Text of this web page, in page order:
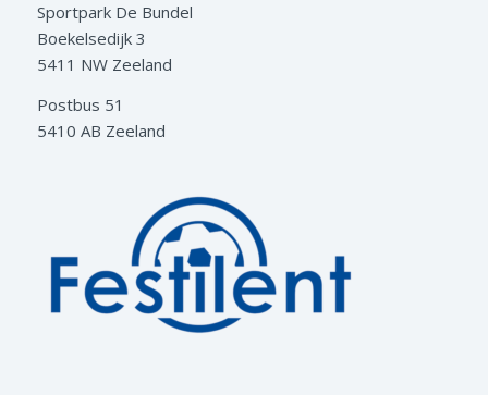
Sportpark De Bundel
Boekelsedijk 3
5411 NW Zeeland
Postbus 51
5410 AB Zeeland